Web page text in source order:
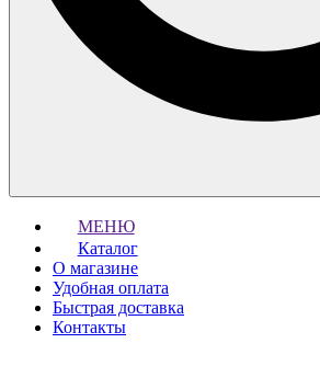
МЕНЮ
Каталог
О магазине
Удобная оплата
Быстрая доставка
Контакты